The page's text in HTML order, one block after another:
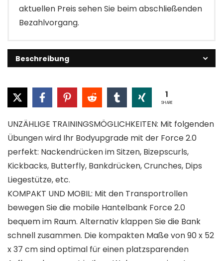
aktuellen Preis sehen Sie beim abschließenden
Bezahlvorgang.
Beschreibung
1
SHARE
UNZÄHLIGE TRAININGSMÖGLICHKEITEN: Mit folgenden
Übungen wird Ihr Bodyupgrade mit der Force 2.0
perfekt: Nackendrücken im Sitzen, Bizepscurls,
Kickbacks, Butterfly, Bankdrücken, Crunches, Dips
Liegestütze, etc.
KOMPAKT UND MOBIL: Mit den Transportrollen
bewegen Sie die mobile Hantelbank Force 2.0
bequem im Raum. Alternativ klappen Sie die Bank
schnell zusammen. Die kompakten Maße von 90 x 52
x 37 cm sind optimal für einen platzsparenden